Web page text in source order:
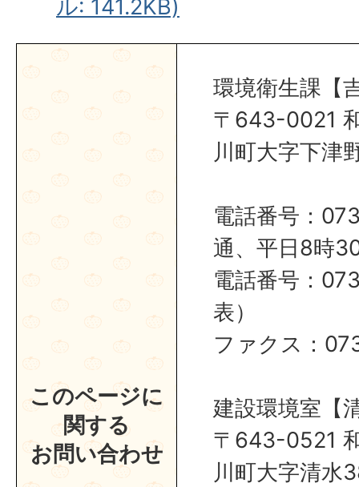
ル: 141.2KB)
このページに
関する
お問い合わせ
環境衛生課【
〒643-0021
川町大字下津
電話番号：
通、平日8時
電話番号：
表）
ファクス：
建設環境室【
〒643-0521
川町大字清水